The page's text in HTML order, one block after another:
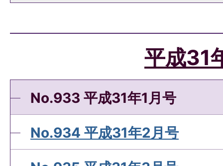
平成31
No.933 平成31年1月号
No.934 平成31年2月号